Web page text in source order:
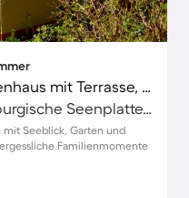
Familienfreundliches Ferienhaus mit Terrasse, Garten und Grill | Seeblick
Alt Schwerin, Mecklenburgische Seenplatte, Deutschland
mit Seeblick, Garten und
Familienmomente